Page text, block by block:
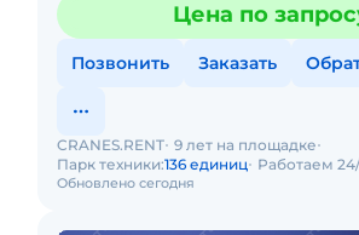
Цена по
Позвонить Заказать
Обновлено сегодня
CRANES.RENT 9 лет на площадке
Парк техники:136 единиц Работаем